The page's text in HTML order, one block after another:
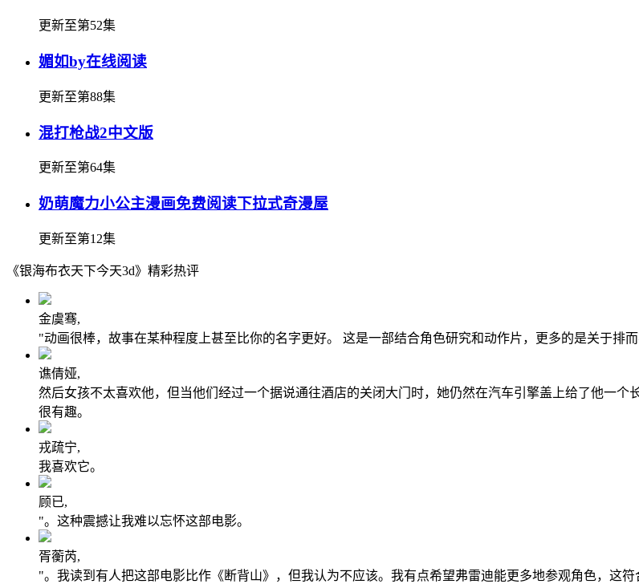
更新至第52集
媚如by在线阅读
更新至第88集
混打枪战2中文版
更新至第64集
奶萌魔力小公主漫画免费阅读下拉式奇漫屋
更新至第12集
《银海布衣天下今天3d》精彩热评
金虞骞,
"动画很棒，故事在某种程度上甚至比你的名字更好。 这是一部结合角色研究和动作片，更多的是关于排
谯倩娅,
然后女孩不太喜欢他，但当他们经过一个据说通往酒店的关闭大门时，她仍然在汽车引擎盖上给了他一
很有趣。
戎疏宁,
我喜欢它。
顾已,
"。这种震撼让我难以忘怀这部电影。
胥蘅芮,
"。我读到有人把这部电影比作《断背山》，但我认为不应该。我有点希望弗雷迪能更多地参观角色，这符